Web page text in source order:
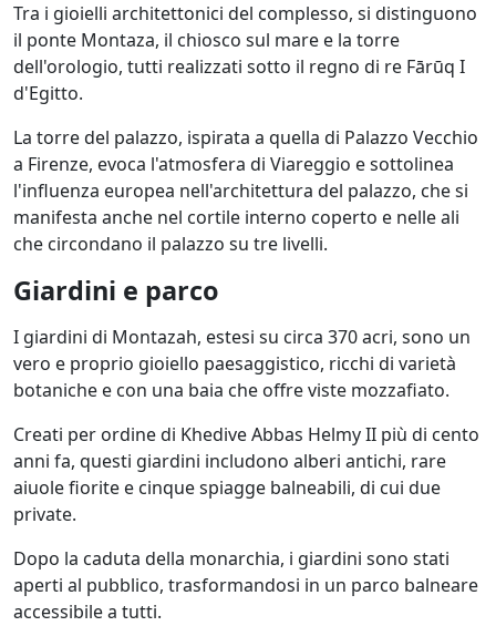
Tra i gioielli architettonici del complesso, si distinguono
il ponte Montaza, il chiosco sul mare e la torre
dell'orologio, tutti realizzati sotto il regno di re Fārūq I
d'Egitto.
La torre del palazzo, ispirata a quella di Palazzo Vecchio
a Firenze, evoca l'atmosfera di Viareggio e sottolinea
l'influenza europea nell'architettura del palazzo, che si
manifesta anche nel cortile interno coperto e nelle ali
che circondano il palazzo su tre livelli.
Giardini e parco
I giardini di Montazah, estesi su circa 370 acri, sono un
vero e proprio gioiello paesaggistico, ricchi di varietà
botaniche e con una baia che offre viste mozzafiato.
Creati per ordine di Khedive Abbas Helmy II più di cento
anni fa, questi giardini includono alberi antichi, rare
aiuole fiorite e cinque spiagge balneabili, di cui due
private.
Dopo la caduta della monarchia, i giardini sono stati
aperti al pubblico, trasformandosi in un parco balneare
accessibile a tutti.